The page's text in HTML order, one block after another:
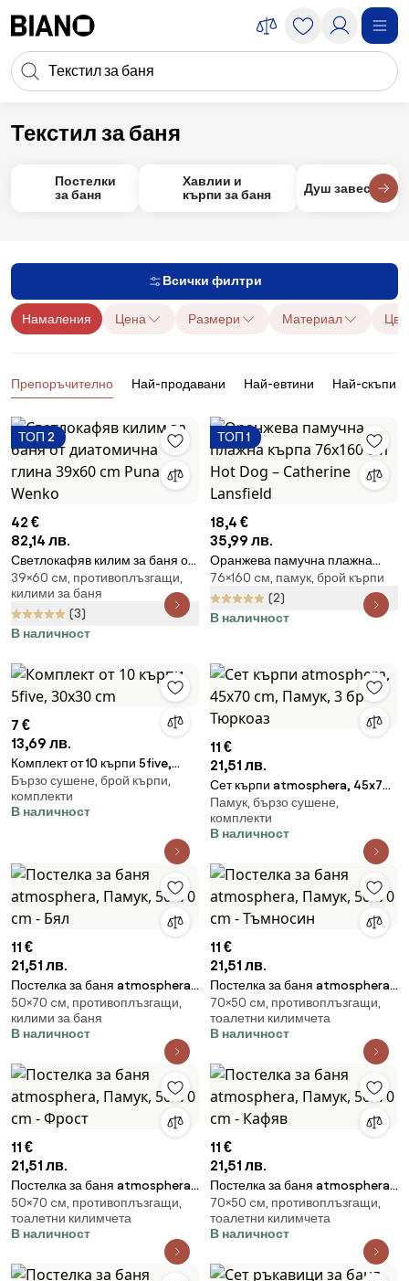
Търсене
Текстил за баня
Текстил Текстил за баня
Постелки
за баня
Хавлии и
кърпи за баня
Душ завеси
Всички филтри
Намаления Цена Размери Материал
Продукти
Препоръчително Най-продавани Най-евтини Най-скъпи
ТОП 2
42 €
82,14 лв.
Светлокафяв килим за баня от
диатомична глина 39x60 cm
Puna – Wenko
39×60 cм, противоплъзгащи,
килими за баня
(3)
В наличност
ТОП 1
18,4 €
35,99 лв.
Оранжева памучна плажна
кърпа 76x160 cm Hot Dog –
Catherine Lansfield
76×160 cм, памук, брой кърпи
(2)
В наличност
7 €
13,69 лв.
Комплект от 10 кърпи 5five,
30x30 cm
Бързо сушене, брой кърпи,
комплекти
В наличност
11 €
21,51 лв.
Сет кърпи atmosphera, 45x70
cm, Памук, 3 бр - Тюркоаз
Памук, бързо сушене,
комплекти
В наличност
11 €
21,51 лв.
Постелка за баня atmosphera,
Памук, 50x70 cm - Бял
50×70 cм, противоплъзгащи,
килими за баня
В наличност
11 €
21,51 лв.
Постелка за баня atmosphera,
Памук, 50x70 cm - Тъмносин
70×50 cм, противоплъзгащи,
тоалетни килимчета
В наличност
11 €
21,51 лв.
Постелка за баня atmosphera,
Памук, 50x70 cm - Фрост
50×70 cм, противоплъзгащи,
тоалетни килимчета
В наличност
11 €
21,51 лв.
Постелка за баня atmosphera,
Памук, 50x70 cm - Кафяв
70×50 cм, противоплъзгащи,
тоалетни килимчета
В наличност